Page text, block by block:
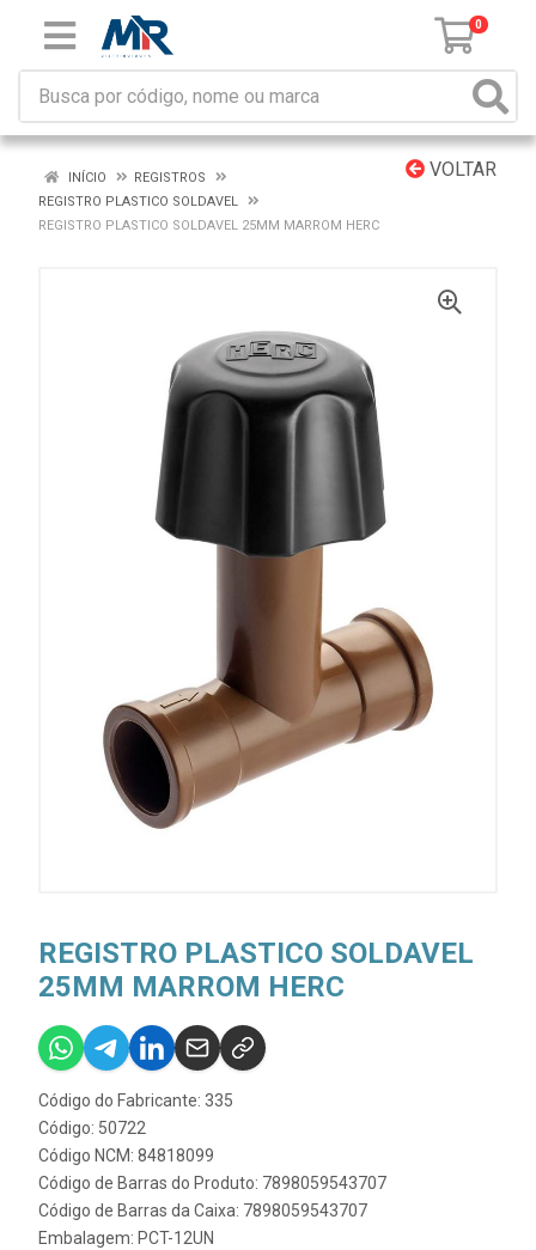
0
VOLTAR
INÍCIO
REGISTROS
REGISTRO PLASTICO SOLDAVEL
REGISTRO PLASTICO SOLDAVEL 25MM MARROM HERC
REGISTRO PLASTICO SOLDAVEL
25MM MARROM HERC
Código do Fabricante: 335
Código: 50722
Código NCM: 84818099
Código de Barras do Produto: 7898059543707
Código de Barras da Caixa: 7898059543707
Embalagem: PCT-12UN